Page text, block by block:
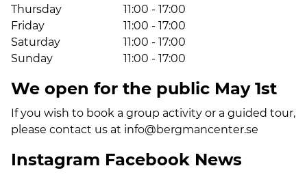
Thursday
11:00 - 17:00
Friday
11:00 - 17:00
Saturday
11:00 - 17:00
Sunday
11:00 - 17:00
We open for the public May 1st
If you wish to book a group activity or a guided tour,
please contact us at info@bergmancenter.se
Instagram Facebook News